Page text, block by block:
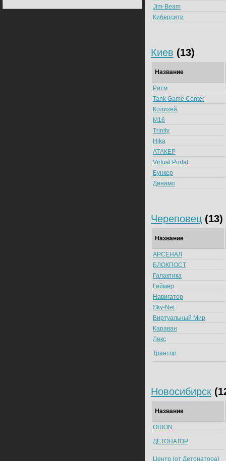
Jim-Beam
Киберсити
Киев (13)
Название
Ритм
Tank Game Center
Колизей
M16
Trinity
Hika
АТАКЕР
Virtual Portal
Бункер
Динамо
Череповец (13)
Название
АРСЕНАЛ
БЛОКПОСТ
Галактика
Геймер
Навигатор
Sky-Net
Виртуальный Мир
Караван
Лекс
Трантор
Новосибирск
Название
ORION
ДЕТОНАТОР
Центр (от Детонатора)